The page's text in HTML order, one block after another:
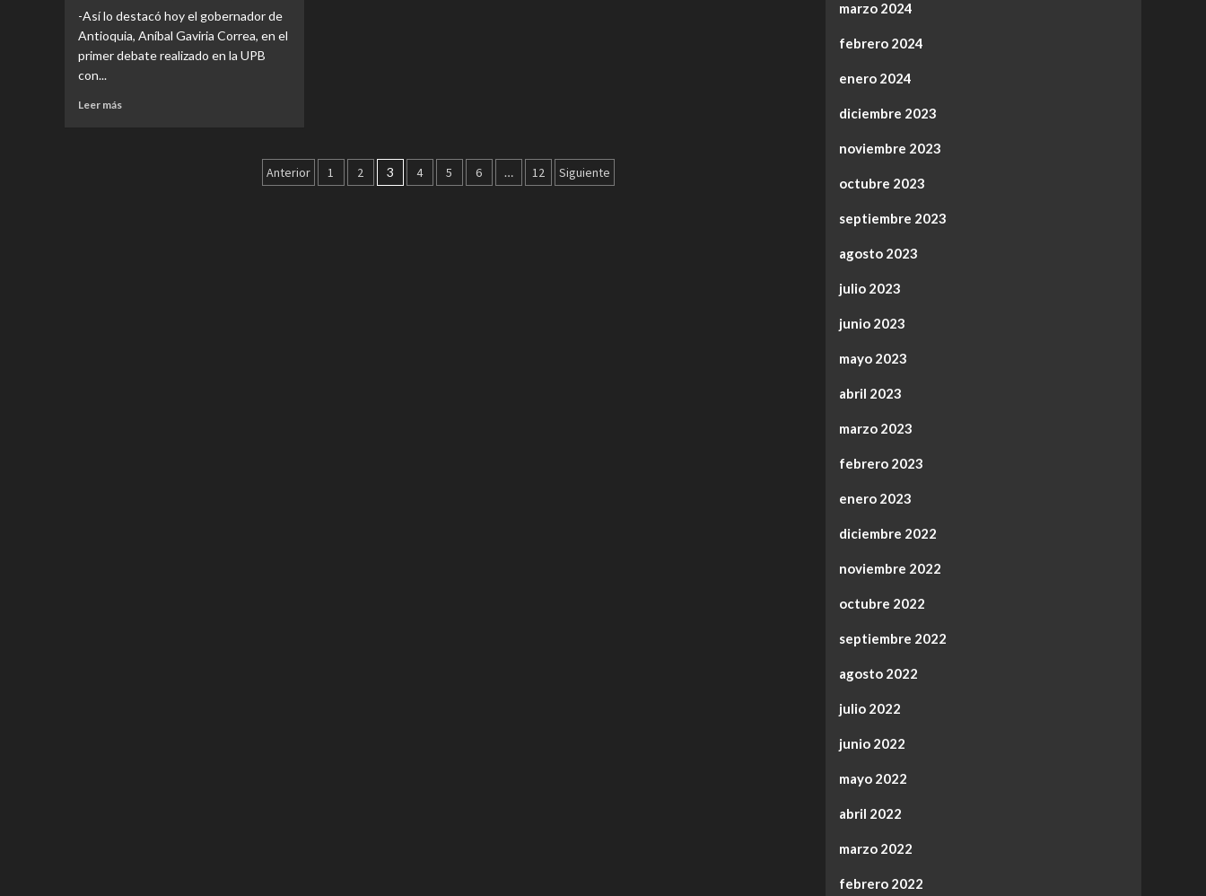
-Así lo destacó hoy el gobernador de
Antioquia, Aníbal Gaviria Correa, en el
primer debate realizado en la UPB
con...
Leer más
Paginación
Anterior 1 2 3 4 5 6 … 12 Siguiente
marzo 2024
febrero 2024
enero 2024
diciembre 2023
noviembre 2023
octubre 2023
septiembre 2023
agosto 2023
julio 2023
junio 2023
mayo 2023
abril 2023
marzo 2023
febrero 2023
enero 2023
diciembre 2022
noviembre 2022
octubre 2022
septiembre 2022
agosto 2022
julio 2022
junio 2022
mayo 2022
abril 2022
marzo 2022
febrero 2022